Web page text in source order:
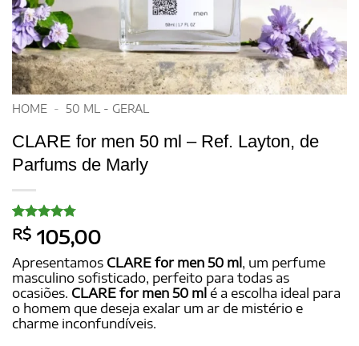
HOME - 50 ML - GERAL
CLARE for men 50 ml – Ref. Layton, de
Parfums de Marly
Avaliado
como4.73
de 5, com
baseado
em
11
avaliações
de clientes
R$ 105,00
Apresentamos CLARE for men 50 ml, um perfume
masculino sofisticado, perfeito para todas as
ocasiões. CLARE for men 50 ml é a escolha ideal para
o homem que deseja exalar um ar de mistério e
charme inconfundíveis.